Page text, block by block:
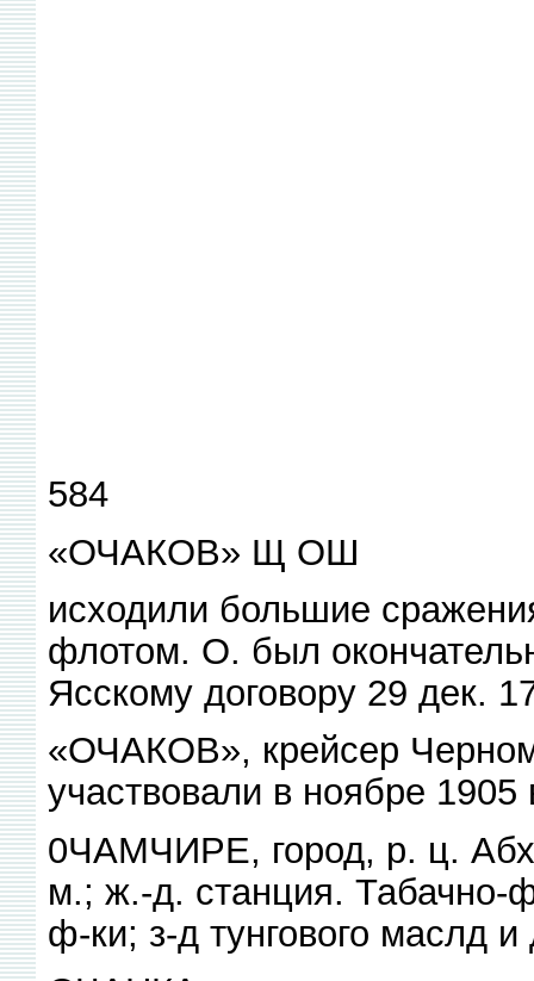
584
«ОЧАКОВ» Щ ОШ
исходили большие
флотом. О. был
Ясскому договору 29 дек.
«ОЧАКОВ», крейсер
участвовали в ноябре
0ЧАМЧИРЕ, город, р. ц.
м.; ж.-д. станция. Табачно-
ф-ки; з-д тунгового маслд